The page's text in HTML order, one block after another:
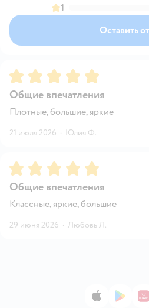
1
Оставить
Рейтинг:5
Общие впечатления
Плотные, большие, яркие
21 июля 2026 · Юлия Ф.
Рейтинг:5
Общие впечатления
Классные, яркие, большие
29 июня 2026 · Любовь Л.
App Store